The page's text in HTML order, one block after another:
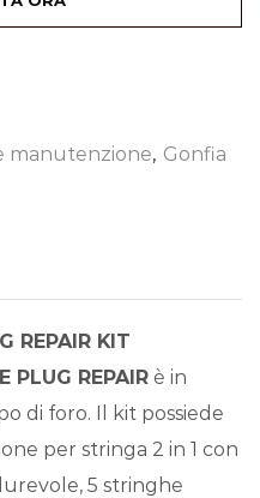
manutenzione, Gonfia
REPAIR KIT
PLUG REPAIR è in
di foro. Il kit possiede
per stringa 2 in 1 con
5 stringhe